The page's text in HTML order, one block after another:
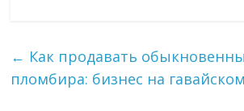
← Как продавать
пломбира: бизнес на